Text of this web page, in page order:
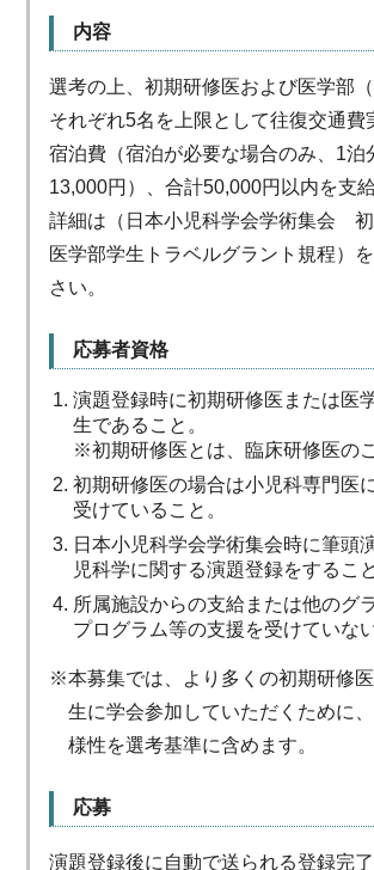
内容
選考の上、初期研修医および医学部
それぞれ5名を上限として往復交通費
宿泊費（宿泊が必要な場合のみ、1泊
13,000円）、合計50,000円以内を支給
詳細は （日本小児科学会学術集会 初
医学部学生トラベルグラント規程）
さい。
応募者資格
演題登録時に初期研修医または医
生であること。
※初期研修医とは、臨床研修医の
初期研修医の場合は小児科専門医
受けていること。
日本小児科学会学術集会時に筆頭
児科学に関する演題登録をすること
所属施設からの支給または他のグ
プログラム等の支援を受けていな
※本募集では、より多くの初期研修
生に学会参加していただくために
様性を選考基準に含めます。
応募
演題登録後に自動で送られる登録完